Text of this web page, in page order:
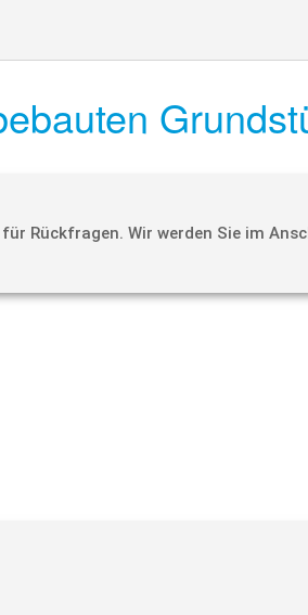
Rückfragen. Wir werden Sie im